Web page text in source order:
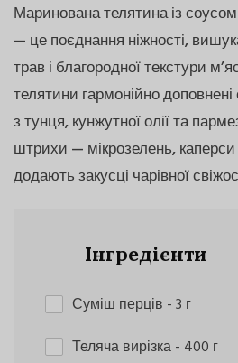
Маринована телятина із
— це поєднання ніжності,
трав і благородної текстури
телятини гармонійно
з тунця, кунжутної олії та
штрихи — мікрозелень, каперси
додають закусці чарівної
Інгредієнти
Суміш перців - 3 г
Теляча вирізка- 400 г